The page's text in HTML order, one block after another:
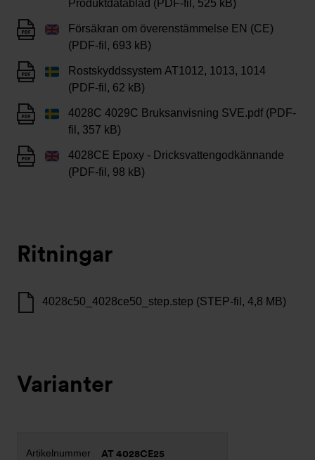
Produktdatablad (PDF-fil, 525 kB)
Försäkran om överenstämmelse EN (CE)
(PDF-fil, 693 kB)
Rostskyddssystem AT1012, 1013, 1014
(PDF-fil, 62 kB)
4028C 4029C Bruksanvisning SVE.pdf (PDF-
fil, 357 kB)
4028CE Epoxy - Dricksvattengodkännande
(PDF-fil, 98 kB)
Ritningar
4028c50_4028ce50_step.step (STEP-fil, 4,8 MB)
Varianter
AT 4028CE25